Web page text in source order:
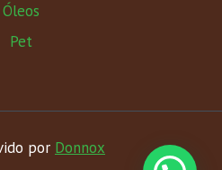
Óleos
Pet
por Donnox